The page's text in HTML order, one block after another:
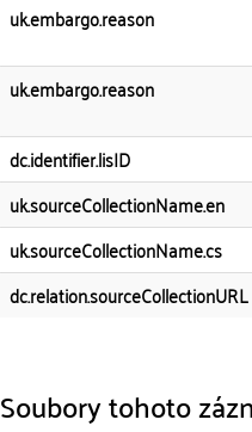
uk.embargo.reason
uk.embargo.reason
dc.identifier.lisID
uk.sourceCollectionName.en
uk.sourceCollectionName.cs
dc.relation.sourceCollectionURL
Soubory tohoto